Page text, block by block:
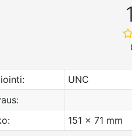
UNC
151 x 71 mm